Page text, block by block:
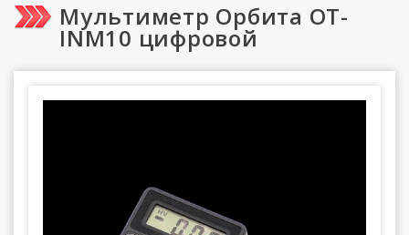
Мультиметр Орбита OT-
INM10 цифровой